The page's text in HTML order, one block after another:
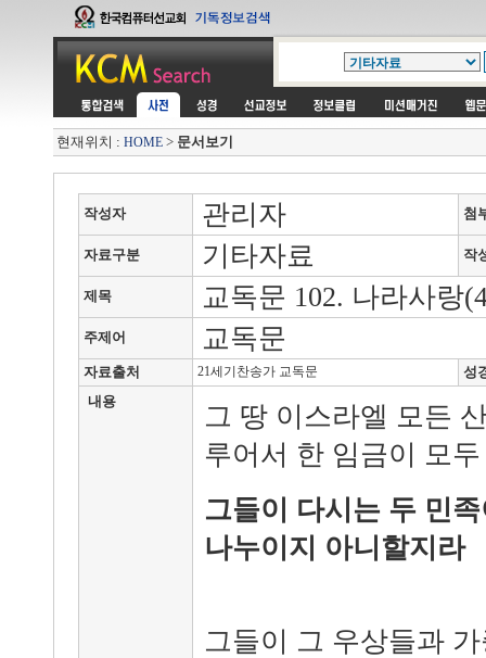
현재위치 : HOME > 문서보기
작성자 관리자 첨
자료구분 기타자료 작
제목 교독문 102. 나라사랑
주제어 교독문
자료출처 21세기찬송가 교독문
성
내용
그 땅 이스라엘 모든
루어서 한 임금이 모
그들이 다시는 두 민
나누이지 아니할지라
그들이 그 우상들과